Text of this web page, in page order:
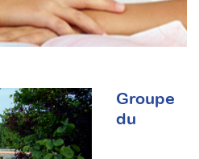
Groupe
du